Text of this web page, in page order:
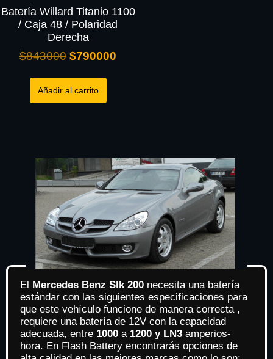
Batería Willard Titanio 1100
/ Caja 48 / Polaridad
Derecha
$843000 $790000
Añadir al carrito
El Mercedes Benz Slk 200 necesita una batería
estándar con las siguientes especificaciones para
que este vehículo funcione de manera correcta ,
requiere una batería de 12V con la capacidad
adecuada, entre 1000 a 1200 y LN3 amperios-
hora. En Flash Battery encontrarás opciones de